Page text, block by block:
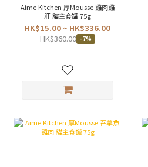
Aime Kitchen 厚Mousse 雞肉雞
肝 貓主食罐 75g
HK$15.00 ~ HK$336.00
HK$360.00 -7%